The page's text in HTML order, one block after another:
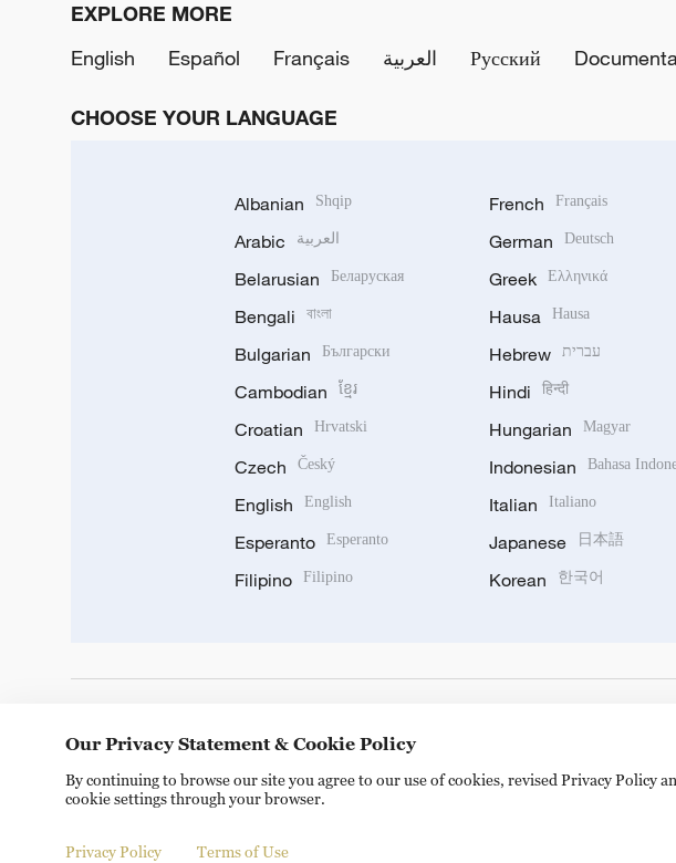
EXPLORE MORE
English
Español Français العربية Русский
CHOOSE YOUR LANGUAGE
Albanian Shqip
Arabic العربية
Belarusian Беларуская
Bengali বাংলা
Bulgarian Български
Cambodian ខ្មែរ
Croatian Hrvatski
Czech Český
English English
Esperanto Esperanto
Filipino Filipino
French Français
German Deutsch
Greek Ελληνικά
Hausa Hausa
Hebrew עברית
Hindi हिन्दी
Hungarian Magyar
Indonesian Bahasa
Italian Italiano
Japanese 日本語
Korean 한국어
Copyright © 2024 CGTN. 京ICP备20000184号
Our Privacy Statement & Cookie Policy
By continuing to browse our site you agree to our use of cookies, revised Privacy Policy
cookie settings through your browser.
Privacy Policy Terms of Use